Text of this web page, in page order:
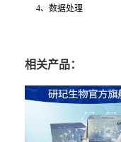
4、数据处理
相关产品：